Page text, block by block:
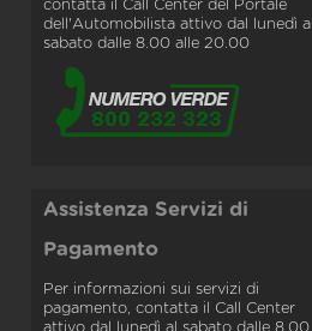
contatta il Call Center del Portale
dell'Automobilista attivo dal lunedì al
sabato dalle 8.00 alle 20.00
Assistenza Servizi di
Pagamento
Per informazioni sui servizi di
pagamento, contatta il Call Center